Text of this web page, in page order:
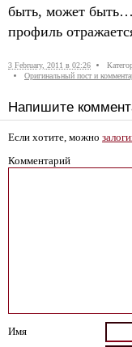
быть, может быть…
профиль
3 February, 2011 в 02:26
Оригинальный пост и
Напишите
Если хотите, можно
Комментарий
Имя